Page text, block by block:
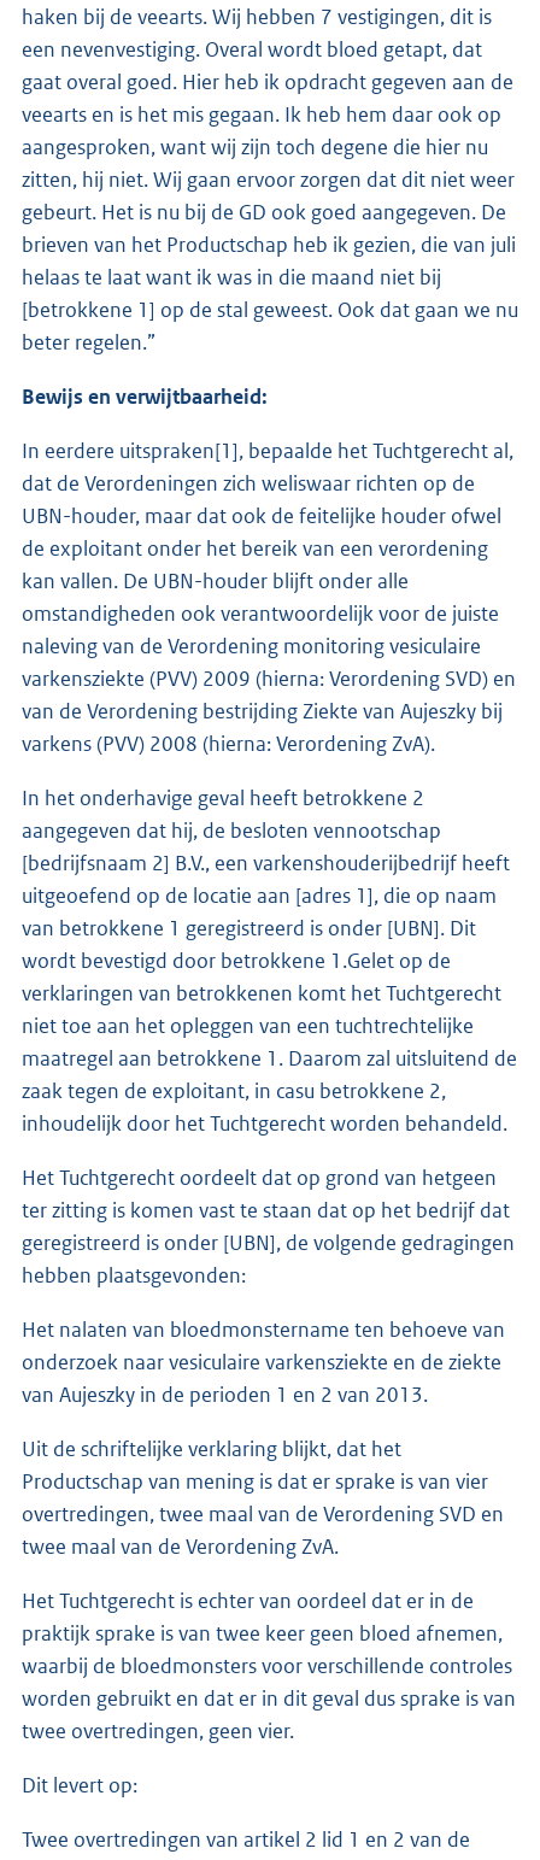
haken bij de veearts. Wij hebben 7 vestigingen, dit is
een nevenvestiging. Overal wordt bloed getapt, dat
gaat overal goed. Hier heb ik opdracht gegeven aan de
veearts en is het mis gegaan. Ik heb hem daar ook op
aangesproken, want wij zijn toch degene die hier nu
zitten, hij niet. Wij gaan ervoor zorgen dat dit niet weer
gebeurt. Het is nu bij de GD ook goed aangegeven. De
brieven van het Productschap heb ik gezien, die van juli
helaas te laat want ik was in die maand niet bij
[betrokkene 1] op de stal geweest. Ook dat gaan we nu
beter regelen.”
Bewijs en verwijtbaarheid:
In eerdere uitspraken[1], bepaalde het Tuchtgerecht al,
dat de Verordeningen zich weliswaar richten op de
UBN-houder, maar dat ook de feitelijke houder ofwel
de exploitant onder het bereik van een verordening
kan vallen. De UBN-houder blijft onder alle
omstandigheden ook verantwoordelijk voor de juiste
naleving van de Verordening monitoring vesiculaire
varkensziekte (PVV) 2009 (hierna: Verordening SVD) en
van de Verordening bestrijding Ziekte van Aujeszky bij
varkens (PVV) 2008 (hierna: Verordening ZvA).
In het onderhavige geval heeft betrokkene 2
aangegeven dat hij, de besloten vennootschap
[bedrijfsnaam 2] B.V., een varkenshouderijbedrijf heeft
uitgeoefend op de locatie aan [adres 1], die op naam
van betrokkene 1 geregistreerd is onder [UBN]. Dit
wordt bevestigd door betrokkene 1.Gelet op de
verklaringen van betrokkenen komt het Tuchtgerecht
niet toe aan het opleggen van een tuchtrechtelijke
maatregel aan betrokkene 1. Daarom zal uitsluitend de
zaak tegen de exploitant, in casu betrokkene 2,
inhoudelijk door het Tuchtgerecht worden behandeld.
Het Tuchtgerecht oordeelt dat op grond van hetgeen
ter zitting is komen vast te staan dat op het bedrijf dat
geregistreerd is onder [UBN], de volgende gedragingen
hebben plaatsgevonden:
Het nalaten van bloedmonstername ten behoeve van
onderzoek naar vesiculaire varkensziekte en de ziekte
van Aujeszky in de perioden 1 en 2 van 2013.
Uit de schriftelijke verklaring blijkt, dat het
Productschap van mening is dat er sprake is van vier
overtredingen, twee maal van de Verordening SVD en
twee maal van de Verordening ZvA.
Het Tuchtgerecht is echter van oordeel dat er in de
praktijk sprake is van twee keer geen bloed afnemen,
waarbij de bloedmonsters voor verschillende controles
worden gebruikt en dat er in dit geval dus sprake is van
twee overtredingen, geen vier.
Dit levert op:
Twee overtredingen van artikel 2 lid 1 en 2 van de